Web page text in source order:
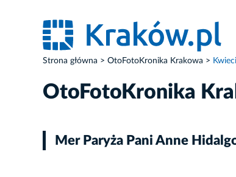
Strona główna OtoFotoKronika Krakowa
OtoFotoKronika
Mer Paryża Pani Anne